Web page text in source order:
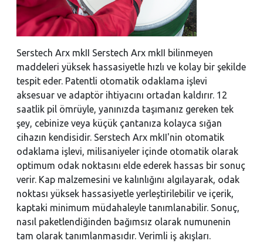
Serstech Arx mkII Serstech Arx mkII bilinmeyen
maddeleri yüksek hassasiyetle hızlı ve kolay bir şekilde
tespit eder. Patentli otomatik odaklama işlevi
aksesuar ve adaptör ihtiyacını ortadan kaldırır. 12
saatlik pil ömrüyle, yanınızda taşımanız gereken tek
şey, cebinize veya küçük çantanıza kolayca sığan
cihazın kendisidir. Serstech Arx mkII'nin otomatik
odaklama işlevi, milisaniyeler içinde otomatik olarak
optimum odak noktasını elde ederek hassas bir sonuç
verir. Kap malzemesini ve kalınlığını algılayarak, odak
noktası yüksek hassasiyetle yerleştirilebilir ve içerik,
kaptaki minimum müdahaleyle tanımlanabilir. Sonuç,
nasıl paketlendiğinden bağımsız olarak numunenin
tam olarak tanımlanmasıdır. Verimli iş akışları.